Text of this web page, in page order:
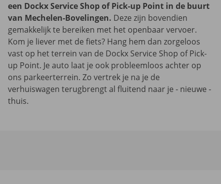
een Dockx Service Shop of Pick-up Point in de buurt
van Mechelen-Bovelingen. Deze zijn bovendien
gemakkelijk te bereiken met het openbaar vervoer.
Kom je liever met de fiets? Hang hem dan zorgeloos
vast op het terrein van de Dockx Service Shop of Pick-
up Point. Je auto laat je ook probleemloos achter op
ons parkeerterrein. Zo vertrek je na je de
verhuiswagen terugbrengt al fluitend naar je - nieuwe -
thuis.